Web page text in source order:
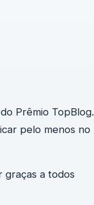
Prêmio TopBlog.
pelo menos no
graças a todos